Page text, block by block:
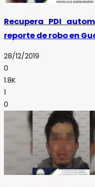
Recupera PDI
reporte de robo en
28/12/2019
0
1.8K
1
0